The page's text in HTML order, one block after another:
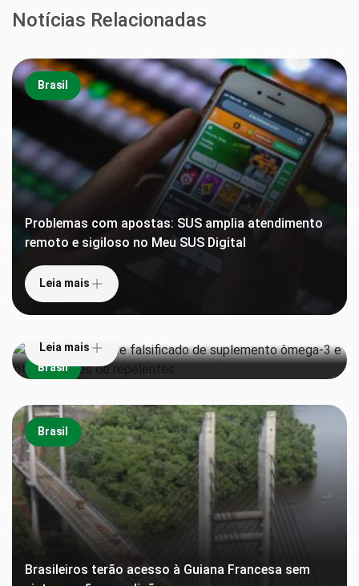
Notícias Relacionadas
Brasil
Problemas com apostas: SUS amplia atendimento
remoto e sigiloso no Meu SUS Digital
Leia mais
Brasil
Anvisa proíbe lote falsificado de suplemento
ômega-3 e interdita lotes de repelentes
Leia mais
Brasil
Brasileiros terão acesso à Guiana Francesa sem